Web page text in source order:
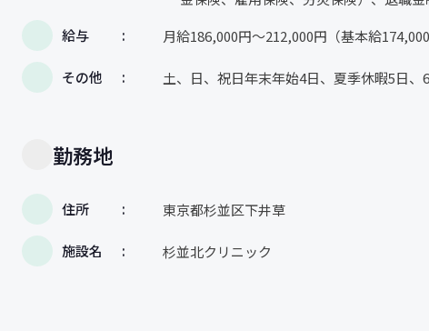
給与
月給186,000円～212,000円（基本給
その他 土、日、祝日年末年始4日、夏季休暇5日、
勤務地
住所 東京都杉並区下井草
施設名 杉並北クリニック